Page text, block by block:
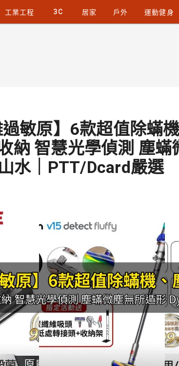
工業工程 3C 居家 戶外 運動健身
敏原】6款超值除蟎
納 智慧光學偵測 塵蟎
水｜PTT/Dcard嚴選